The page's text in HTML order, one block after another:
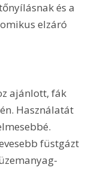
és a
elzáró
ajánlott, fák
Használatát
füstgázt